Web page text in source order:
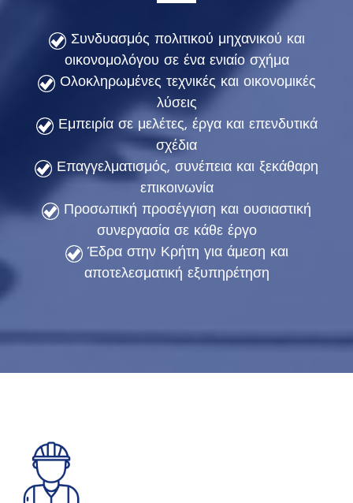
Συνδυασμός πολιτικού μηχανικού και
οικονομολόγου σε ένα ενιαίο σχήμα
Ολοκληρωμένες τεχνικές και οικονομικές
λύσεις
Εμπειρία σε μελέτες, έργα και επενδυτικά
σχέδια
Επαγγελματισμός, συνέπεια και ξεκάθαρη
επικοινωνία
Προσωπική προσέγγιση και ουσιαστική
συνεργασία σε κάθε έργο
Έδρα στην Κρήτη για άμεση και
αποτελεσματική εξυπηρέτηση